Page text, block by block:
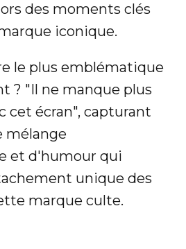
des moments clés
iconique.
le plus emblématique
? "Il ne manque plus
cet écran", capturant
mélange
et d'humour qui
unique des
marque culte.